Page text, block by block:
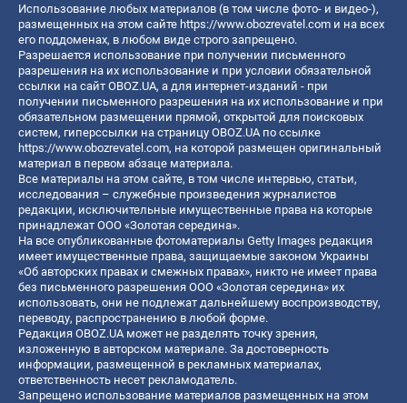
Использование любых материалов (в том числе фото- и видео-),
размещенных на этом сайте https://www.obozrevatel.com и на всех
его поддоменах, в любом виде строго запрещено.
Разрешается использование при получении письменного
разрешения на их использование и при условии обязательной
ссылки на сайт OBOZ.UA, а для интернет-изданий - при
получении письменного разрешения на их использование и при
обязательном размещении прямой, открытой для поисковых
систем, гиперссылки на страницу OBOZ.UA по ссылке
https://www.obozrevatel.com, на которой размещен оригинальный
материал в первом абзаце материала.
Все материалы на этом сайте, в том числе интервью, статьи,
исследования – служебные произведения журналистов
редакции, исключительные имущественные права на которые
принадлежат ООО «Золотая середина».
На все опубликованные фотоматериалы Getty Images редакция
имеет имущественные права, защищаемые законом Украины
«Об авторских правах и смежных правах», никто не имеет права
без письменного разрешения ООО «Золотая середина» их
использовать, они не подлежат дальнейшему воспроизводству,
переводу, распространению в любой форме.
Редакция OBOZ.UA может не разделять точку зрения,
изложенную в авторском материале. За достоверность
информации, размещенной в рекламных материалах,
ответственность несет рекламодатель.
Запрещено использование материалов размещенных на этом